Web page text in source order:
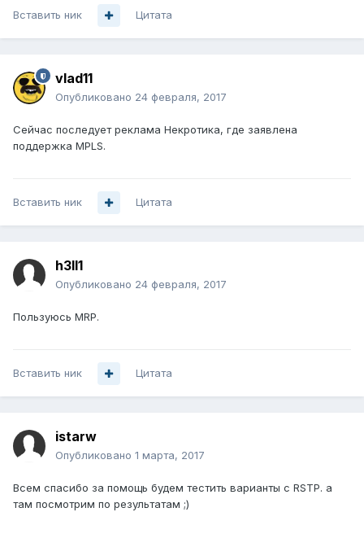
Вставить ник Цитата
vlad11
Опубликовано 24 февраля, 2017
Сейчас последует реклама Некротика, где заявлена
поддержка MPLS.
Вставить ник Цитата
h3ll1
Опубликовано 24 февраля, 2017
Пользуюсь MRP.
Вставить ник Цитата
istarw
Опубликовано 1 марта, 2017
Всем спасибо за помощь будем тестить варианты c RSTP. а
там посмотрим по результатам ;)